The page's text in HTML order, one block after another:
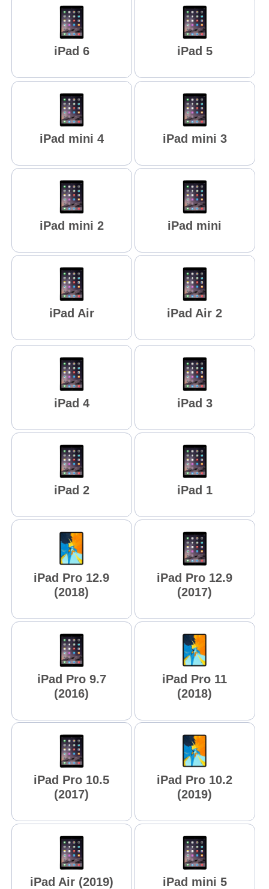
iPad 6 iPad 5
iPad mini 4 iPad mini 3
iPad mini 2 iPad mini
iPad Air iPad Air 2
iPad 4 iPad 3
iPad 2 iPad 1
iPad Pro 12.9
(2018)
iPad Pro 12.9
(2017)
iPad Pro 9.7
(2016)
iPad Pro 11
(2018)
iPad Pro 10.5
(2017)
iPad Pro 10.2
(2019)
iPad Air (2019) iPad mini 5